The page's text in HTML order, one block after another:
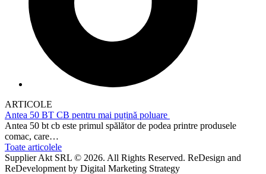
ARTICOLE
Antea 50 BT CB pentru mai puțină poluare
Antea 50 bt cb este primul spălător de podea printre produsele
comac, care…
Toate articolele
Supplier Akt SRL © 2026. All Rights Reserved. ReDesign and
ReDevelopment by Digital Marketing Strategy